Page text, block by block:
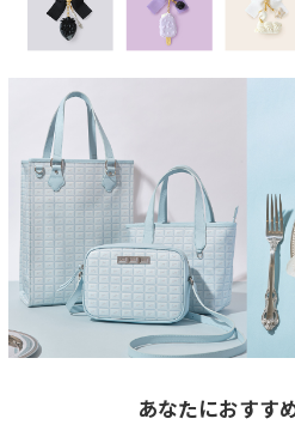
あなたにおすす